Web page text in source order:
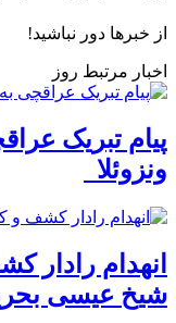
از خبرها دور نباشید!
اخبار مرتبط روز
پیام تبریک
ونزوئلا
انهدام رادار
شیخ عیسی